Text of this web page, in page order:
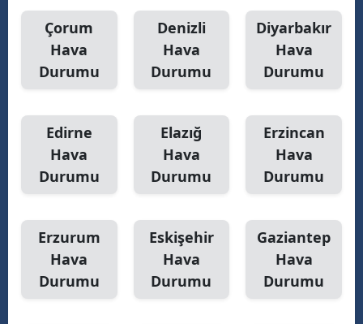
Karabük
Osmaniye
Düzce
Çorum
Hava
Durumu
Denizli
Hava
Durumu
Diyarbakır
Hava
Durumu
Edirne
Hava
Durumu
Elazığ
Hava
Durumu
Erzincan
Hava
Durumu
Erzurum
Hava
Durumu
Eskişehir
Hava
Durumu
Gaziantep
Hava
Durumu